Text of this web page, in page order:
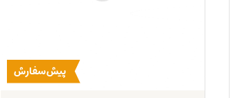
پیش‌سفارش